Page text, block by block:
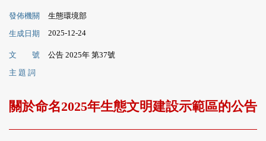
發佈機關
生態環境部
生成日期
2025-12-24
文 號
公告 2025年 第37號
主 題 詞
關於命名2025年生態文明建設示範區的公告